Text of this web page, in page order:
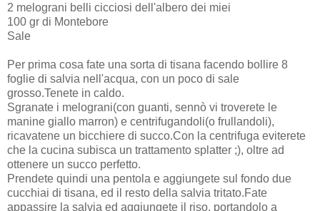
2 melograni belli cicciosi dell'albero dei miei
100 gr di Montebore
Sale
Per prima cosa fate una sorta di tisana facendo bollire 8
foglie di salvia nell'acqua, con un poco di sale
grosso.Tenete in caldo.
Sgranate i melograni(con guanti, sennò vi troverete le
manine giallo marron) e centrifugandoli(o frullandoli),
ricavatene un bicchiere di succo.Con la centrifuga eviterete
che la cucina subisca un trattamento splatter ;), oltre ad
ottenere un succo perfetto.
Prendete quindi una pentola e aggiungete sul fondo due
cucchiai di tisana, ed il resto della salvia tritato.Fate
appassire la salvia ed aggiungete il riso, portandolo a